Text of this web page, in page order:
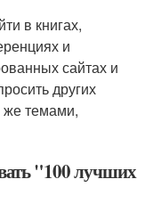
в книгах,
и
сайтах и
других
же темами,
"100 лучших